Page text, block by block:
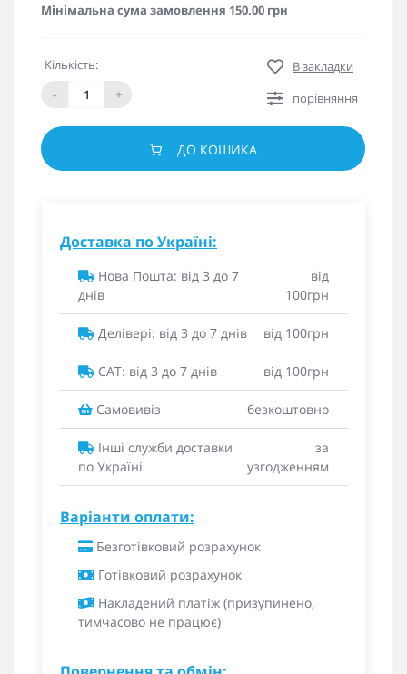
Мінімальна сума замовлення 150.00 грн
Кількість:
-
+
В закладки
порівняння
ДО КОШИКА
Доставка по Україні:
Нова Пошта: від 3 до 7
днів
від
100грн
Делівері: від 3 до 7 днів від 100грн
САТ: від 3 до 7 днів від 100грн
Самовивіз безкоштовно
Інші служби доставки
по Україні
за
узгодженням
Варіанти оплати:
Безготівковий розрахунок
Готівковий розрахунок
Накладений платіж (призупинено,
тимчасово не працює)